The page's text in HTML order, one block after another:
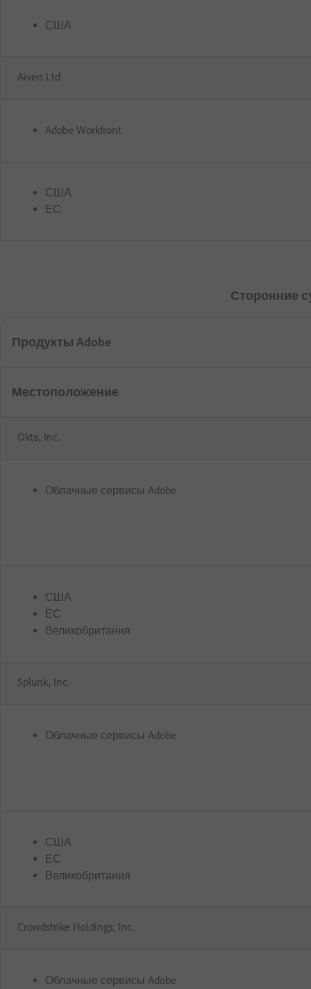
США
Aiven Ltd
Adobe Workfront
США
ЕС
Сторонние
Продукты Adobe
Местоположение
Okta, Inc.
Облачные сервисы Adobe
США
ЕС
Великобритания
Splunk, Inc.
Облачные сервисы Adobe
США
ЕС
Великобритания
Crowdstrike Holdings, Inc.
Облачные сервисы Adobe